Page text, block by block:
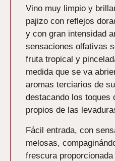
Vino muy limpio y
pajizo con reflejos
y con gran intensidad
sensaciones olfativas
fruta tropical y
medida que se va
aromas terciarios de
destacando los toques
propios de las
Fácil entrada, con
melosas,
frescura